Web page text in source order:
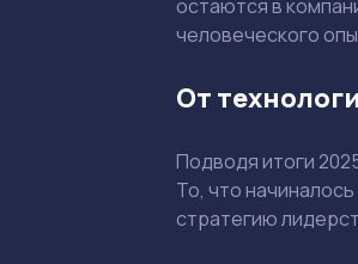
остаются в
человеческого
От
Подводя итоги
То, что
стратегию